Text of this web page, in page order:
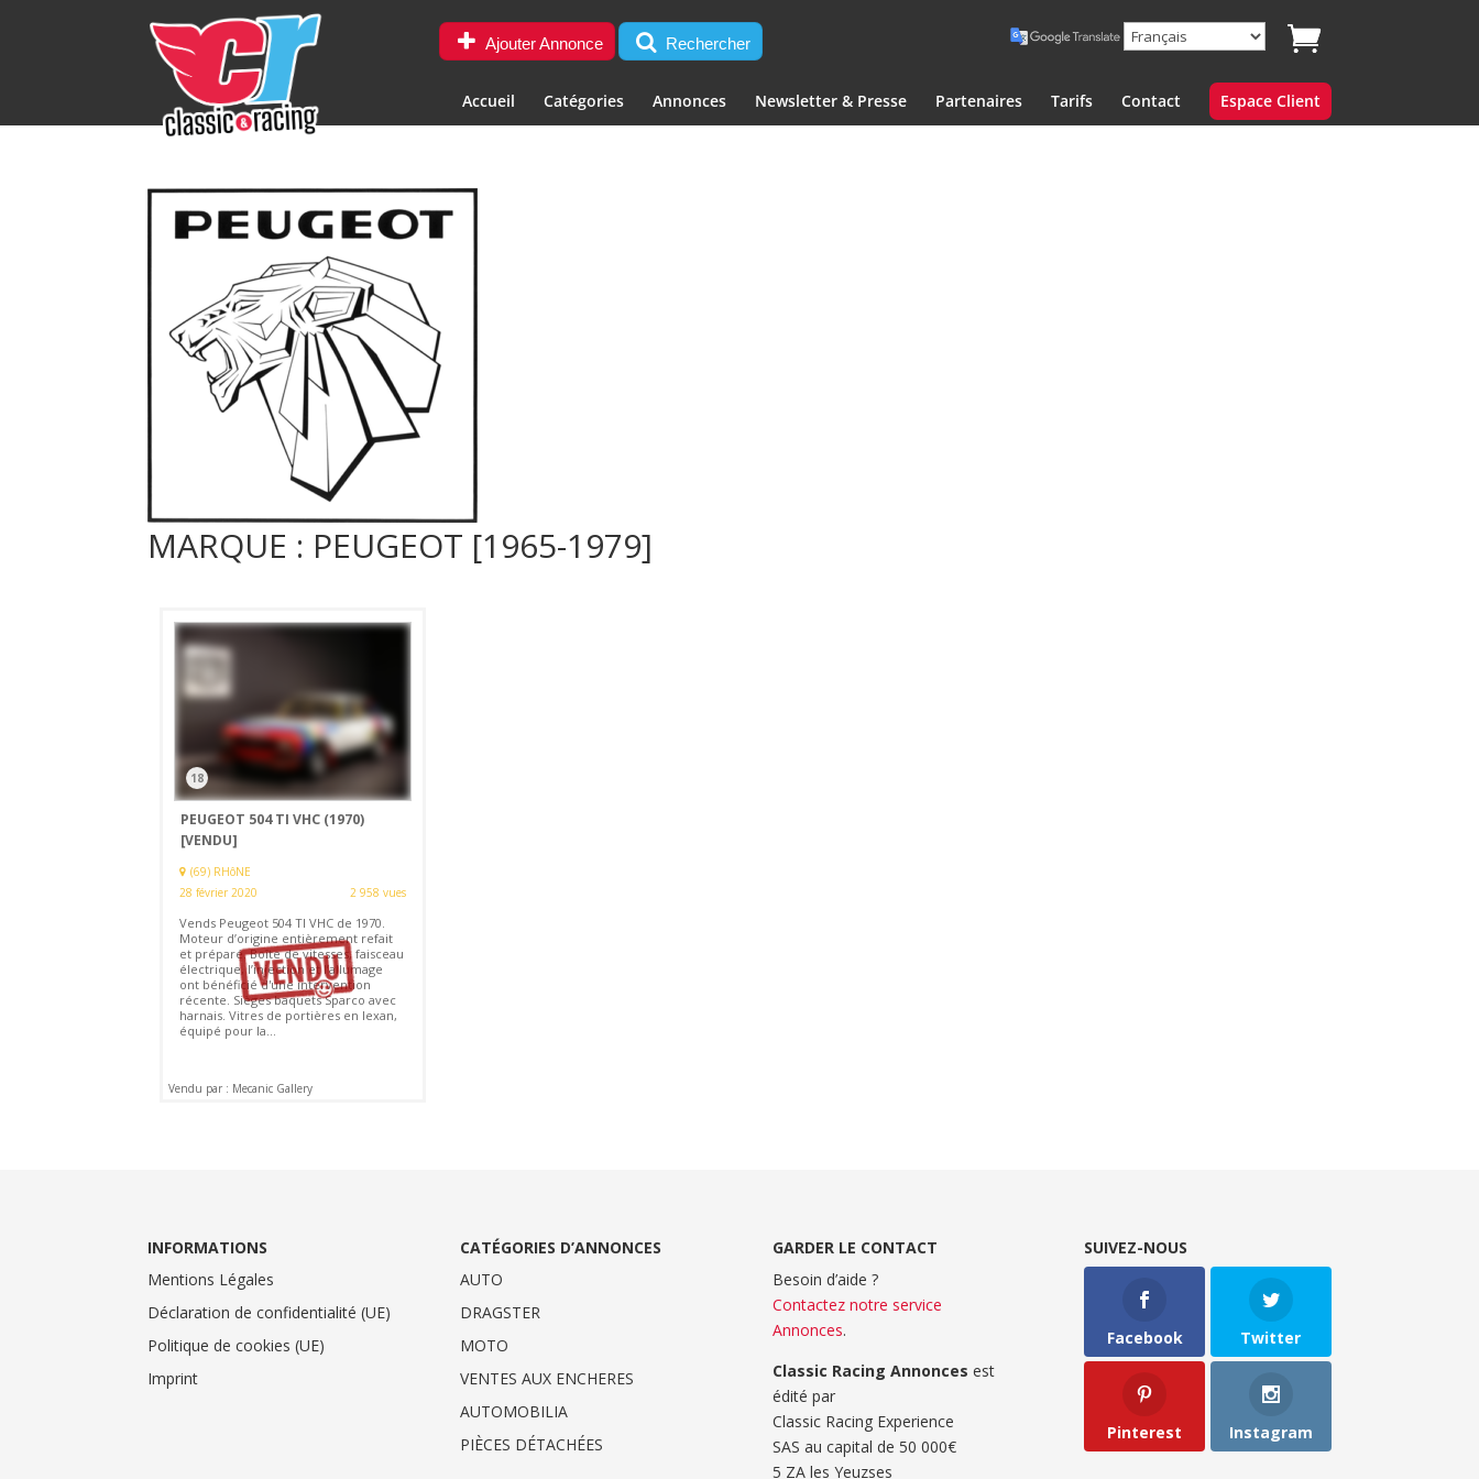
Ajouter Annonce Rechercher
Accueil Catégories Annonces Newsletter & Presse Partenaires Tarifs Contact Espace Client
MARQUE : PEUGEOT [1965-1979]
18
PEUGEOT 504 TI VHC (1970)
[VENDU]
(69) RHôNE
28 février 2020
2 958 vues
Vends Peugeot 504 TI VHC de 1970.
Moteur d’origine entièrement refait
et préparé. Boîte de vitesses, faisceau
électrique, l’injection et l’allumage
ont bénéficié d'une intervention
récente. Sièges baquets Sparco avec
harnais. Vitres de portières en lexan,
équipé pour la...
Vendu par : Mecanic Gallery
INFORMATIONS
Mentions Légales
Déclaration de confidentialité (UE)
Politique de cookies (UE)
Imprint
CATÉGORIES D’ANNONCES
AUTO
DRAGSTER
MOTO
VENTES AUX ENCHERES
AUTOMOBILIA
PIÈCES DÉTACHÉES
GARDER LE CONTACT
Besoin d’aide ?
Contactez notre service
Annonces.
Classic Racing Annonces est
édité par
Classic Racing Experience
SAS au capital de 50 000€
5 ZA les Yeuzses
SUIVEZ-NOUS
Facebook Twitter
Pinterest Instagram